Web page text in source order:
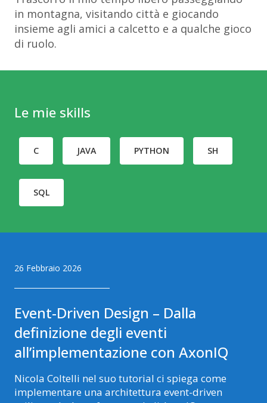
in montagna, visitando città e giocando
insieme agli amici a calcetto e a qualche gioco
di ruolo.
Le mie skills
C JAVA PYTHON SH
SQL
26 Febbraio 2026
Event-Driven Design – Dalla
definizione degli eventi
all’implementazione con AxonIQ
Nicola Coltelli nel suo tutorial ci spiega come
implementare una architettura event-driven